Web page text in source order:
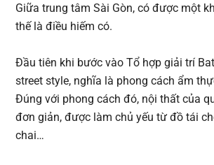
Giữa trung tâm Sài Gòn, có được một
thế là điều hiếm có.
Đầu tiên khi bước vào Tổ hợp giải trí
street style, nghĩa là phong cách ẩm
Đúng với phong cách đó, nội thất của
đơn giản, được làm chủ yếu từ đồ tái
chai…